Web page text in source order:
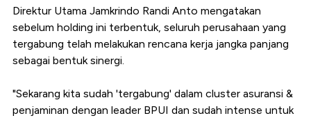
Direktur Utama Jamkrindo Randi Anto mengatakan
sebelum holding ini terbentuk, seluruh perusahaan yang
tergabung telah melakukan rencana kerja jangka panjang
sebagai bentuk sinergi.
"Sekarang kita sudah 'tergabung' dalam cluster asuransi &
penjaminan dengan leader BPUI dan sudah intense untuk